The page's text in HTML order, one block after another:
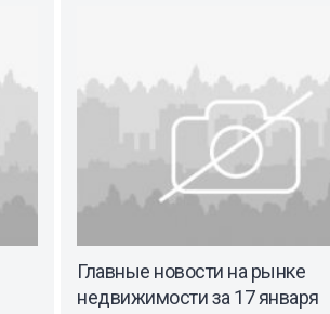
Главные новости на рынке
недвижимости за 17 января